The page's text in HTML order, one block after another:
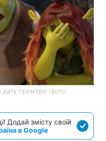
прем'єри (фото:
Додай змісту своїй
в Google